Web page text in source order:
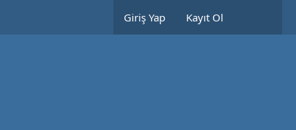
Giriş Yap Kayıt Ol